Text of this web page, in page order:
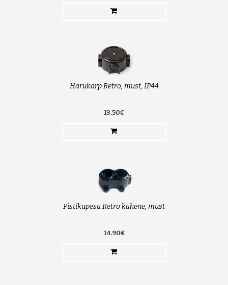
Harukarp Retro, must, IP44
13.50€
Pistikupesa Retro kahene, must
14.90€